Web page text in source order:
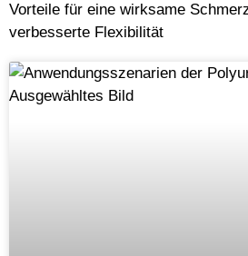
Vorteile für eine wirksame
verbesserte Flexibilität